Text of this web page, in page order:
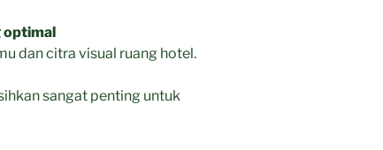
optimal
dan citra visual ruang hotel.
sangat penting untuk